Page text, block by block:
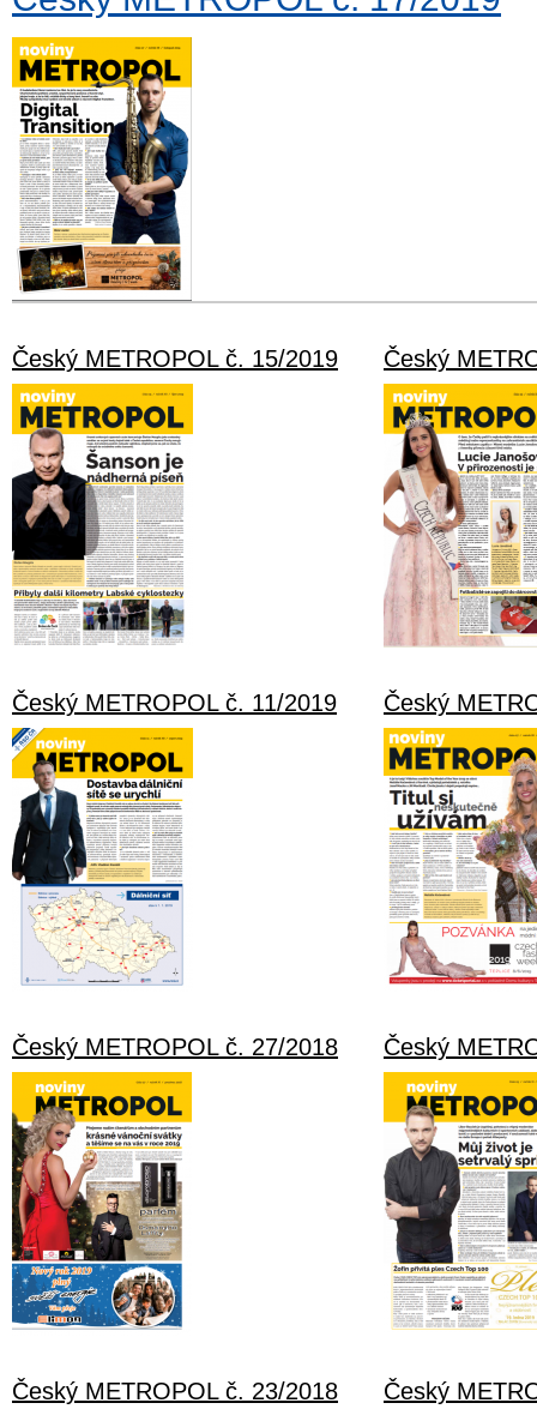
Český METROPOL č. 15/2019 Český
Český METROPOL č. 11/2019 Český
Český METROPOL č. 27/2018 Český
Český METROPOL č. 23/2018 Český